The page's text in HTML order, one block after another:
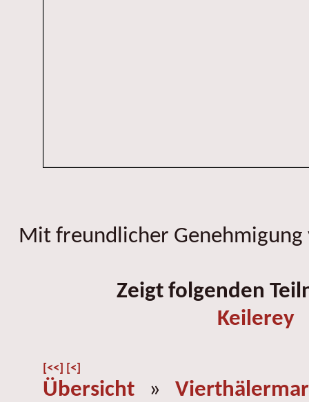
Mit freundlicher
Zeigt folgenden
Keilerey
[<<] [<]
Übersicht »